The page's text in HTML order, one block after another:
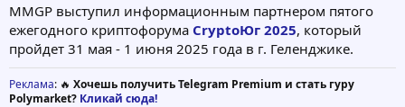
MMGP выступил информационным партнером пятого
ежегодного криптофорума CryptoЮг 2025, который
пройдет 31 мая - 1 июня 2025 года в г. Геленджике.
Реклама: 🔥 Хочешь получить Telegram Premium и стать гуру
Polymarket? Кликай сюда!